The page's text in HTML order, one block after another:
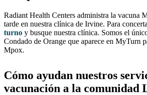
Radiant Health Centers administra la vacuna
tarde en nuestra clínica de Irvine. Para
turno y busque nuestra clínica. Somos el
Condado de Orange que aparece en MyTurn
Mpox.
Cómo ayudan nuestros
vacunación a la comunidad